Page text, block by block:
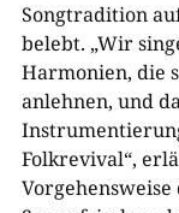
Songtradition
belebt. „Wir
Harmonien, die
anlehnen, und
Folkrevival“,